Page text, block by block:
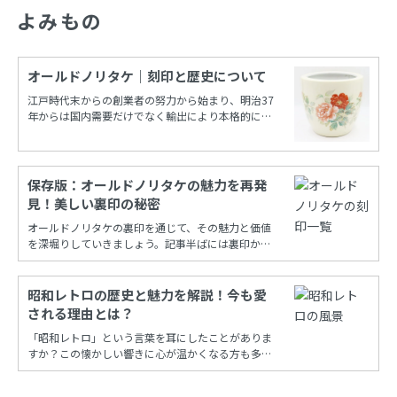
よみもの
オールドノリタケ｜刻印と歴史について
江戸時代末からの創業者の努力から始まり、明治37
年からは国内需要だけでなく輸出により本格的に栄
保存版：オールドノリタケの魅力を再発
見！美しい裏印の秘密
オールドノリタケの裏印を通じて、その魅力と価値
を深堀りしていきましょう。記事半ばには裏印から
年代を調べることができる保存版一覧もあります！
昭和レトロの歴史と魅力を解説！今も愛
される理由とは？
「昭和レトロ」という言葉を耳にしたことがありま
すか？この懐かしい響きに心が温かくなる方も多い
でしょう。昭和時代の風情を再現し、今も多くの